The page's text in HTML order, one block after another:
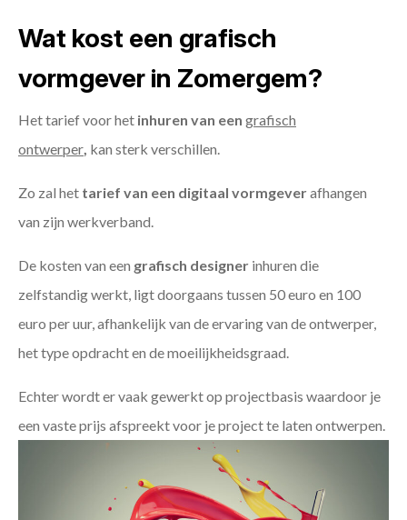
Wat kost een grafisch
vormgever in Zomergem?
Het tarief voor het inhuren van een grafisch
ontwerper kan sterk verschillen.
Zo zal het tarief van een digitaal vormgeverafhangen
van zijn werkverband.
De kosten van een grafisch designer inhuren die
zelfstandig werkt, ligt doorgaans tussen 50 euro en 100
euro per uur, afhankelijk van de ervaring van de ontwerper,
het type opdracht en de moeilijkheidsgraad.
Echter wordt er vaak gewerkt op projectbasis waardoor je
een vaste prijs afspreekt voor je project te laten ontwerpen.